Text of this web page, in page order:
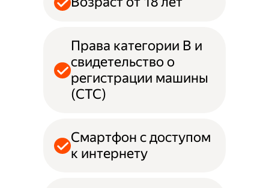
Права категории B и
свидетельство о
регистрации машины
(СТС)
Смартфон с доступом
к интернету